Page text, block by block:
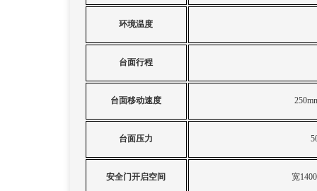
环境温度
台面行程
台面移动速度
台面压力
安全门开启空间 宽